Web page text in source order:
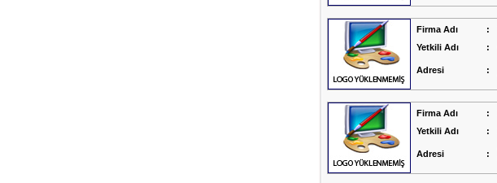
Firma Adı :
Yetkili Adı
:
Adresi :
Firma Adı :
Yetkili Adı
:
Adresi :